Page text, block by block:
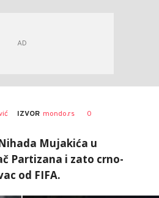
IZVOR mondo.rs 0
Mujakića u
Partizana i zato crno-
od FIFA.